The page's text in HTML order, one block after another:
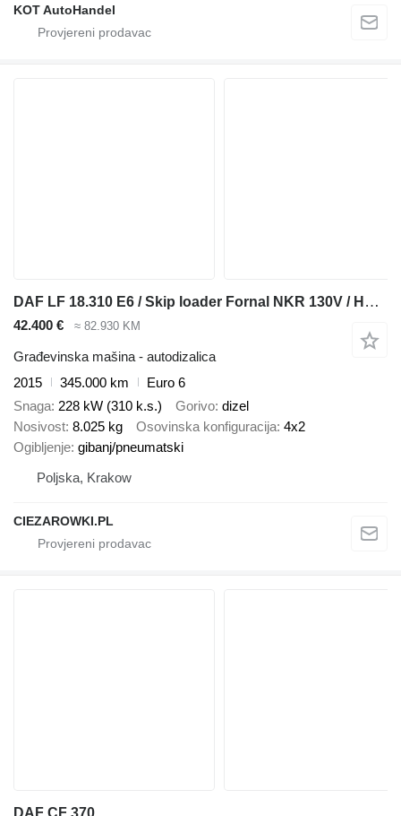
KOT AutoHandel
DAF LF 18.310 E6 / Skip loader Fornal NKR 130V / HDS HMF 735 K2 / Ma
42.400 € ≈ 82.930 KM
Građevinska mašina - autodizalica
2015
345.000 km
Euro 6
Snaga 228 kW (310 k.s.) Gorivo dizel
Nosivost 8.025 kg Osovinska konfiguracija 4x2
Ogibljenje gibanj/pneumatski
Poljska, Krakow
CIEZAROWKI.PL